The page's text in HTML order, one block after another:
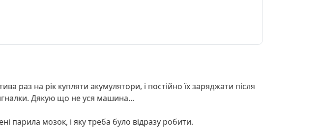
раз на рік купляти акумулятори, і постійно їх заряджати після
Дякую що не уся машина...
парила мозок, і яку треба було відразу робити.